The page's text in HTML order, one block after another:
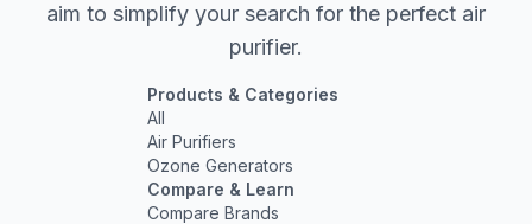
aim to simplify your search for the perfect air
purifier.
Products & Categories
All
Air Purifiers
Ozone Generators
Compare & Learn
Compare Brands